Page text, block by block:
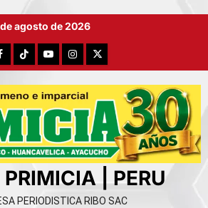
agosto de 2026
TikTokYouTubeInstagram
X
| PERU
PERIODISTICA RIBO SAC